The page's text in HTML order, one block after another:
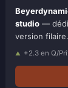
studio —
version
+2.3 en Q/